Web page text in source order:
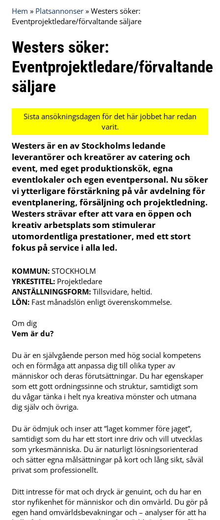
Hem » Platsannonser » Westers söker:
Eventprojektledare/förvaltande säljare
Westers söker:
Eventprojektledare/förvaltande
säljare
Westers är en av Stockholms ledande
leverantörer och kreatörer av catering och
event, med eget produktionskök, egna
eventlokaler och egen eventpersonal. Nu söker
vi ytterligare förstärkning på vår avdelning för
eventplanering, försäljning och projektledning.
Westers strävar efter att vara en öppen och
kreativ arbetsplats som stimulerar
utomordentliga prestationer, med ett stort
fokus på service i alla led.
KOMMUN: STOCKHOLM
YRKESTITEL: Projektledare
ANSTÄLLNINGSFORM: Tillsvidare, heltid.
LÖN: Fast månadslön enligt överenskommelse.
Om dig
Vem är du?
Du är en självgående person med hög social kompetens
och en förmåga att anpassa dig till olika typer av
människor och deras förutsättningar. Du har egenskaper
som ett gott ordningssinne och struktur, samtidigt som
du vågar tänka i helt nya kreativa mönster och utmana
dig själv och övriga.
Du är ödmjuk och inser att ”laget kommer före jaget”,
samtidigt som du har ett stort inre driv och vill utvecklas
som yrkesmänniska. Du är naturligt lösningsorienterad
och sätter egna målsättningar på kort och lång sikt, såväl
privat som professionellt.
Ditt intresse för mat och dryck är genuint, och du har en
stor nyfikenhet för människor och din omvärld. Du gör på
egen hand omvärldsbevakningar och – analyser för att ha